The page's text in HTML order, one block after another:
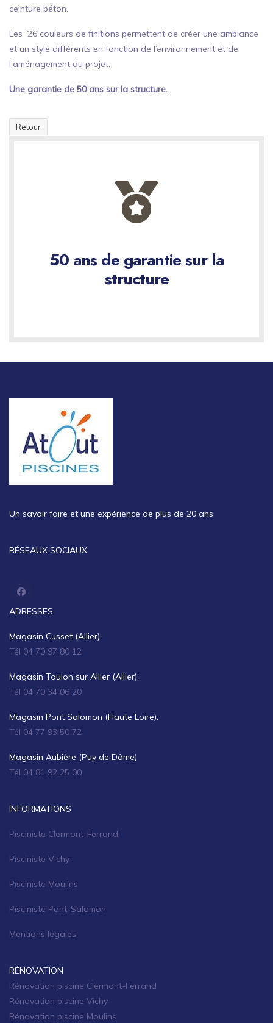
ceinture béton.
Les 26 couleurs de finitions permettent de créer une ambiance
et un style différents en fonction de l’environnement et de
l’aménagement du projet.
Une garantie de 50 ans sur la structure.
Retour
50 ans de garantie sur la
structure
Un savoir faire et une expérience de plus de 20 ans
RÉSEAUX SOCIAUX
ADRESSES
Magasin Cusset (Allier):
Tél 04 70 97 80 12
Magasin Toulon sur Allier (Allier):
Tél 04 70 34 06 20
Magasin Pont Salomon (Haute Loire):
Tél 04 77 93 50 72
Magasin Aubière (Puy de Dôme)
Tél 04 81 92 25 00
INFORMATIONS
Pisciniste Clermont-Ferrand
Pisciniste Vichy
Pisciniste Moulins
Pisciniste Pont-Salomon
Mentions légales
RÉNOVATION
Rénovation piscine Clermont-Ferrand
Rénovation piscine Vichy
Rénovation piscine Moulins